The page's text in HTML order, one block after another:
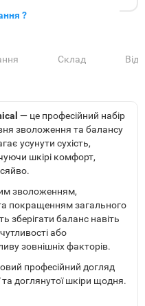
?
Склад
— це професійний набір
зволоження та балансу
усунути сухість,
шкірі комфорт,
зволоженням,
покращенням загального
зберігати баланс навіть
або
зовнішніх факторів.
професійний догляд
та доглянутої шкіри щодня.